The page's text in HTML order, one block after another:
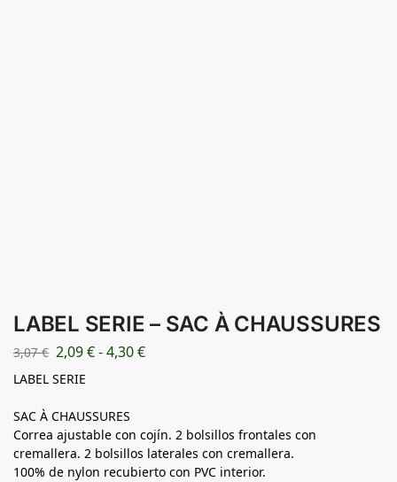
LABEL SERIE – SAC À CHAUSSURES
3,07€ 2,09€-4,30€
LABEL SERIE
SAC À CHAUSSURES
Correa ajustable con cojín. 2 bolsillos frontales con
cremallera. 2 bolsillos laterales con cremallera.
100% de nylon recubierto con PVC interior.